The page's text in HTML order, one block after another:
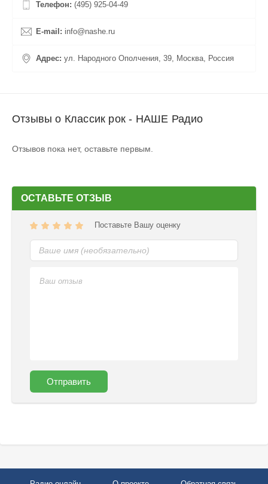
Телефон: (495) 925-04-49
E-mail: info@nashe.ru
Адрес: ул. Народного Ополчения, 39, Москва, Россия
Отзывы о Классик рок - НАШЕ Радио
Отзывов пока нет, оставьте первым.
ОСТАВЬТЕ ОТЗЫВ
Поставьте Вашу оценку
Отправить